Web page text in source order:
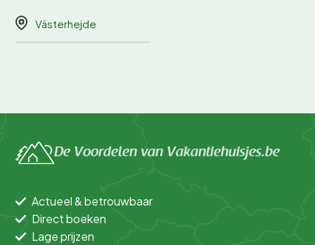
Västerhejde
De Voordelen van Vakantiehuisjes.be
Actueel & betrouwbaar
Direct boeken
Lage prijzen